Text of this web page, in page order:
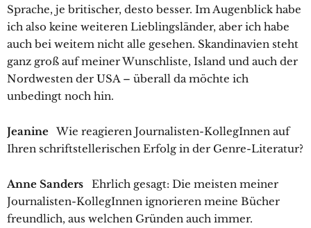
Sprache, je britischer, desto besser. Im Augenblick habe
ich also keine weiteren Lieblingsländer, aber ich habe
auch bei weitem nicht alle gesehen. Skandinavien steht
ganz groß auf meiner Wunschliste, Island und auch der
Nordwesten der USA – überall da möchte ich
unbedingt noch hin.
Jeanine Wie reagieren Journalisten-KollegInnen auf
Ihren schriftstellerischen Erfolg in der Genre-Literatur?
Anne Sanders Ehrlich gesagt: Die meisten meiner
Journalisten-KollegInnen ignorieren meine Bücher
freundlich, aus welchen Gründen auch immer.